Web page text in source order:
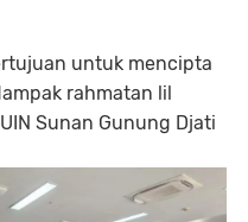
untuk mencipta
rahmatan lil
Sunan Gunung Djati